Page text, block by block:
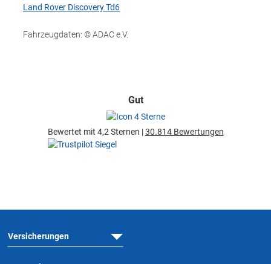
Land Rover Discovery Td6
Fahrzeugdaten: © ADAC e.V.
Gut
Bewertet mit 4,2 Sternen |30.814 Bewertungen
Versicherungen